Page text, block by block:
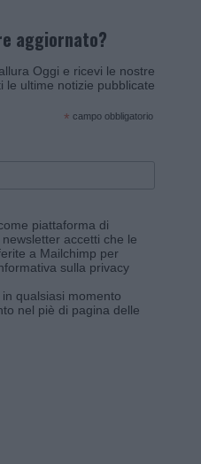
aggiornato?
Oggi e ricevi le nostre
le ultime notizie pubblicate
* campo obbligatorio
piattaforma di
accetti che le
a Mailchimp per
sulla privacy
qualsiasi momento
nel piè di pagina delle